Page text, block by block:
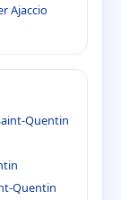
Ajaccio
Quentin
Quentin